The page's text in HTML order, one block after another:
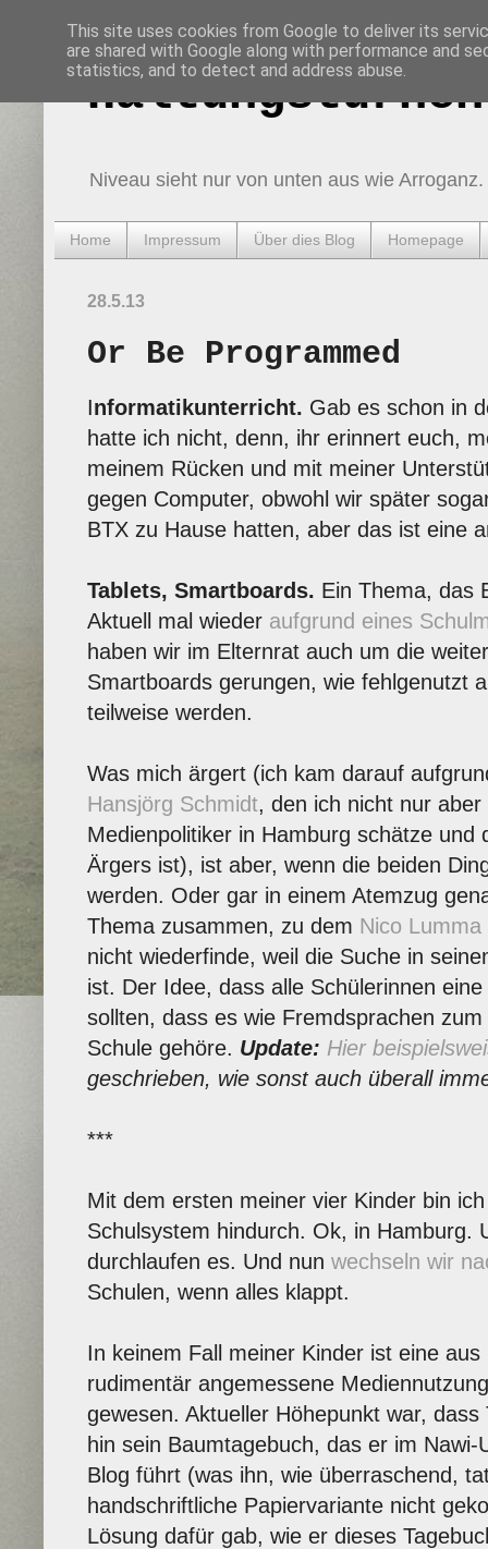
Haltungsturnen
Niveau sieht nur von unten aus wie Arroganz.
Home Impressum Über dies Blog Homepage
28.5.13
Or Be Programmed
Informatikunterricht. Gab es schon in
hatte ich nicht, denn, ihr erinnert euch,
meinem Rücken und mit meiner
gegen Computer, obwohl wir später
BTX zu Hause hatten, aber das ist eine
Tablets, Smartboards. Ein Thema, das
Aktuell mal wieder aufgrund eines
haben wir im Elternrat auch um die
Smartboards gerungen, wie fehlgenutzt
teilweise werden.
Was mich ärgert (ich kam darauf
Hansjörg Schmidt, den ich nicht nur
Medienpolitiker in Hamburg schätze und
Ärgers ist), ist aber, wenn die beiden
werden. Oder gar in einem Atemzug
Thema zusammen, zu dem Nico Lumma
nicht wiederfinde, weil die Suche in
ist. Der Idee, dass alle Schülerinnen
sollten, dass es wie Fremdsprachen
Schule gehöre. Update: Hier
geschrieben, wie sonst auch überall
***
Mit dem ersten meiner vier Kinder bin
Schulsystem hindurch. Ok, in Hamburg.
durchlaufen es. Und nun wechseln wir
Schulen, wenn alles klappt.
In keinem Fall meiner Kinder ist eine
rudimentär angemessene
gewesen. Aktueller Höhepunkt war,
hin sein Baumtagebuch, das er im
Blog führt (was ihn, wie überraschend,
handschriftliche Papiervariante nicht
Lösung dafür gab, wie er dieses
This site uses cookies from Google to deliver its
are shared with Google along with performance and
statistics, and to detect and address abuse.